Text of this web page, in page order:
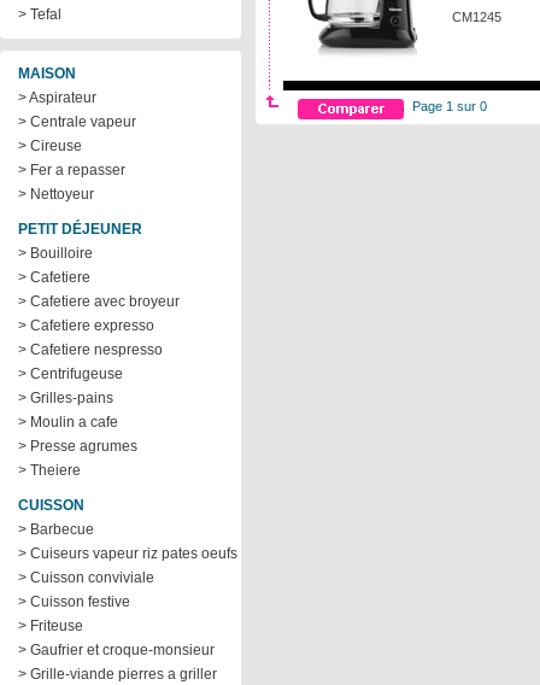
> Tefal
MAISON
> Aspirateur
> Centrale vapeur
> Cireuse
> Fer a repasser
> Nettoyeur
PETIT DÉJEUNER
> Bouilloire
> Cafetiere
> Cafetiere avec broyeur
> Cafetiere expresso
> Cafetiere nespresso
> Centrifugeuse
> Grilles-pains
> Moulin a cafe
> Presse agrumes
> Theiere
CUISSON
> Barbecue
> Cuiseurs vapeur riz pates oeufs
> Cuisson conviviale
> Cuisson festive
> Friteuse
> Gaufrier et croque-monsieur
> Grille-viande pierres a griller
CM1245
Page 1 sur 0